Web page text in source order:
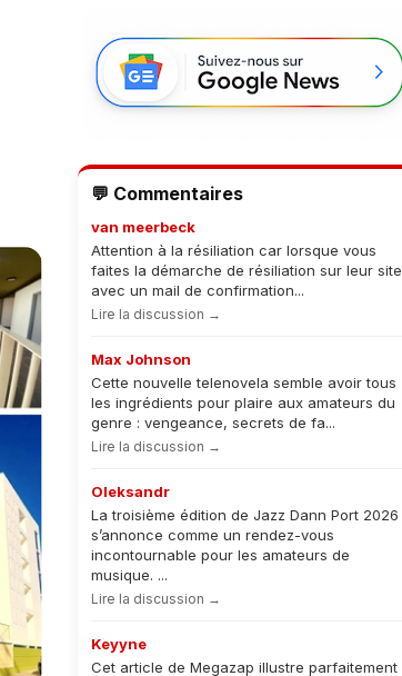
💬 Commentaires
van meerbeck
Attention à la résiliation car lorsque vous
faites la démarche de résiliation sur leur site
avec un mail de confirmation...
Lire la discussion →
Max Johnson
Cette nouvelle telenovela semble avoir tous
les ingrédients pour plaire aux amateurs du
genre : vengeance, secrets de fa...
Lire la discussion →
Oleksandr
La troisième édition de Jazz Dann Port 2026
s’annonce comme un rendez-vous
incontournable pour les amateurs de
musique. ...
Lire la discussion →
Keyyne
Cet article de Megazap illustre parfaitement